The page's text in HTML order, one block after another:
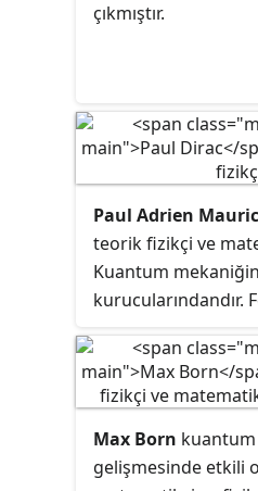
çıkmıştır.
Paul Adrien
teorik fizikçi ve
Kuantum
kurucularındandır.
antimaddenin
ve kendi adı
ile tanınır. Dirac,
Ödülü'nü Erwin
paylaşmıştır.
Max Born
gelişmesinde etkili